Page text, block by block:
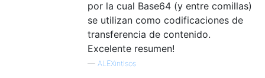
por la cual Base64 (y entre comillas)
se utilizan como codificaciones de
transferencia de contenido.
Excelente resumen!
— ALEXintlsos